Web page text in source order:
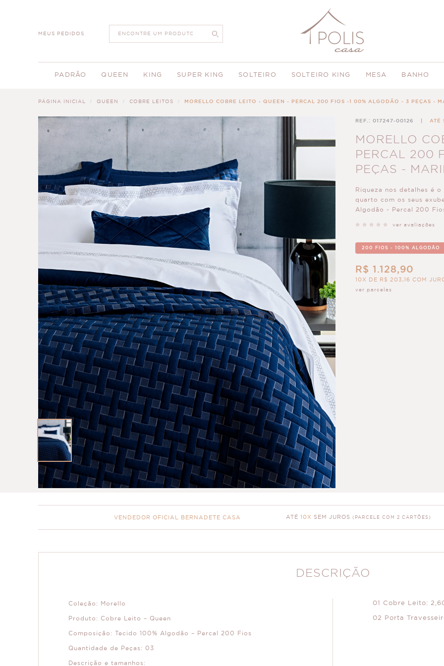
MEUS PEDIDOS
PADRÃO QUEEN KING SUPER KING SOLTEIRO SOLTEIRO KING MESA BANHO
PÁGINA INICIAL QUEEN COBRE LEITOS MORELLO COBRE LEITO - QUEEN - PERCAL 200 FIOS -1 00% ALGODÃO - 3 PEÇAS -
REF.: 017247-00126 ATÉ
MORELLO
PERCAL 200
PEÇAS -
Riqueza nos detalhes é
quarto com os seus
Algodão - Percal 200
ver avaliações
200 FIOS - 100% ALGODÃO
R$ 1.128,90
10X DE R$ 203,16 COM
ver parcelas
VENDEDOR OFICIAL BERNADETE CASA ATÉ 10X SEM JUROS (PARCELE COM 2 CARTÕES)
DESCRIÇÃO
Coleção: Morello
Produto: Cobre Leito – Queen
Composição: Tecido 100% Algodão – Percal 200 Fios
Quantidade de Peças: 03
Descrição e tamanhos:
01 Cobre Leito:
02 Porta